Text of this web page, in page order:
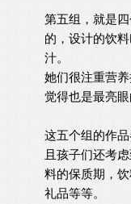
第五组，就是
的，设计的饮料
汁。
她们很注重营
觉得也是最亮
这五个组的作
且孩子们还考
料的保质期，
礼品等等。